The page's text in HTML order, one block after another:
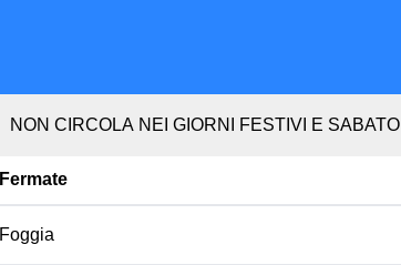
NON CIRCOLA NEI GIORNI FESTIVI E SABATO
Fermate
Foggia